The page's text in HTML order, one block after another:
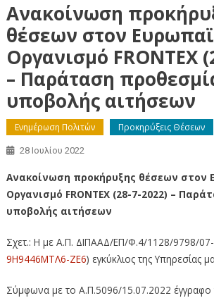
Ανακοίνωση
θέσεων στον
Οργανισμό FRONTEX
– Παράταση
υποβολής αιτήσεων
Ενημέρωση Πολιτών Προκηρύξεις Θέσεων
28 Ιουλίου 2022
Ανακοίνωση προκήρυξης θέσεων στον
Οργανισμό FRONTEX (28-7-2022) –
υποβολής αιτήσεων
Σχετ.: Η με Α.Π. ΔΙΠΑΑΔ/ΕΠ/Φ.4/1128/9798/
9Η9446ΜΤΛ6-ΖΕ6) εγκύκλιος της Υπηρεσίας
Σύμφωνα με το Α.Π.5096/15.07.2022 έγγραφο